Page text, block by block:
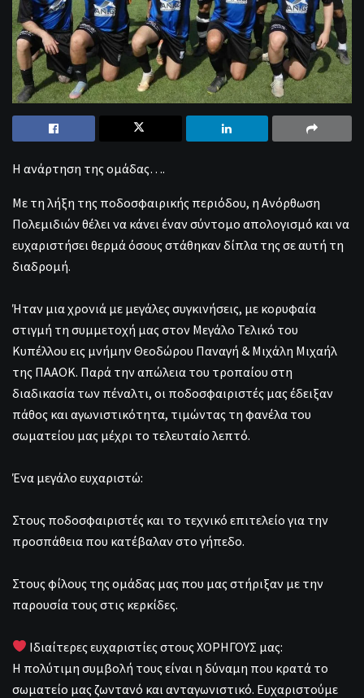
Η ανάρτηση της ομάδας….
Με τη λήξη της ποδοσφαιρικής περιόδου, η Ανόρθωση
Πολεμιδιών θέλει να κάνει έναν σύντομο απολογισμό και να
ευχαριστήσει θερμά όσους στάθηκαν δίπλα της σε αυτή τη
διαδρομή.
Ήταν μια χρονιά με μεγάλες συγκινήσεις, με κορυφαία
στιγμή τη συμμετοχή μας στον Μεγάλο Τελικό του
Κυπέλλου εις μνήμην Θεοδώρου Παναγή & Μιχάλη Μιχαήλ
της ΠΑΑΟΚ. Παρά την απώλεια του τροπαίου στη
διαδικασία των πέναλτι, οι ποδοσφαιριστές μας έδειξαν
πάθος και αγωνιστικότητα, τιμώντας τη φανέλα του
σωματείου μας μέχρι το τελευταίο λεπτό.
Ένα μεγάλο ευχαριστώ:
Στους ποδοσφαιριστές και το τεχνικό επιτελείο για την
προσπάθεια που κατέβαλαν στο γήπεδο.
Στους φίλους της ομάδας μας που μας στήριξαν με την
παρουσία τους στις κερκίδες.
Ιδιαίτερες ευχαριστίες στους ΧΟΡΗΓΟΥΣ μας:
Η πολύτιμη συμβολή τους είναι η δύναμη που κρατά το
σωματείο μας ζωντανό και ανταγωνιστικό. Ευχαριστούμε